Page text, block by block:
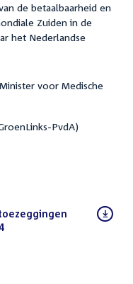
de betaalbaarheid en
Zuiden in de
het Nederlandse
voor Medische
PvdA)
(PDF)